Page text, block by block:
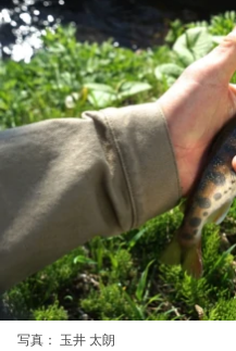
写真： 玉井 太朗